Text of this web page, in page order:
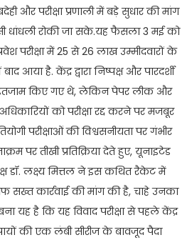
और परीक्षा प्रणाली में बड़े सुधार की मांग
धांधली रोकी जा सके.यह फैसला 3 मई को
परीक्षा में 25 से 26 लाख उम्मीदवारों के
आया है. केंद्र द्वारा निष्पक्ष और पारदर्शी
इंतजाम किए गए थे, लेकिन पेपर लीक और
को परीक्षा रद्द करने पर मजबूर
परीक्षाओं की विश्वसनीयता पर गंभीर
पर तीखी प्रतिक्रिया देते हुए, यूनाइटेड
डॉ. लक्ष्य मित्तल ने इस कथित रैकेट में
सख्त कार्रवाई की मांग की है, चाहे उनका
यह है कि यह विवाद परीक्षा से पहले केंद्र
की एक लंबी सीरीज के बावजूद पैदा